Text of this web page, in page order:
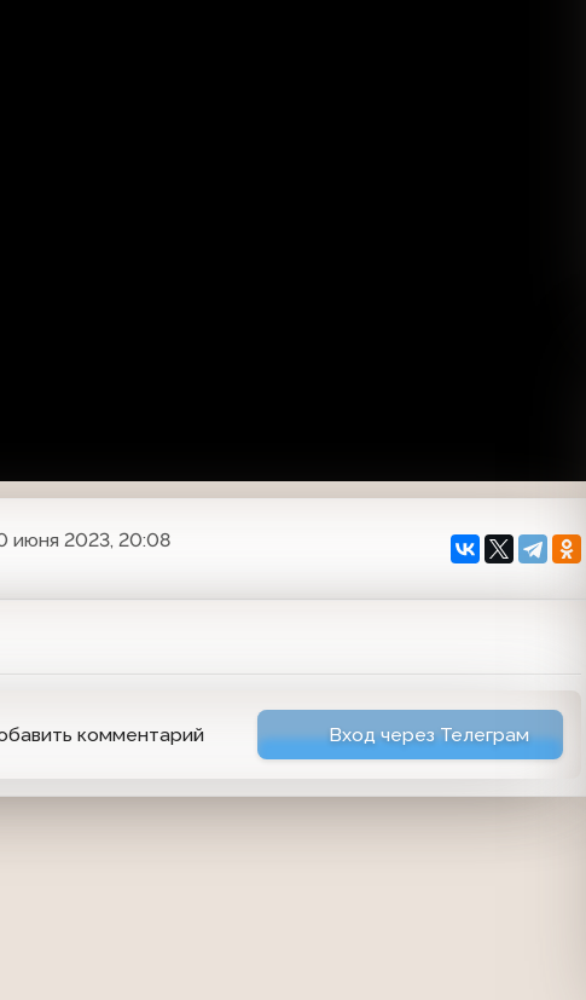
июня 2023, 20:08
комментарий Вход через Телеграм